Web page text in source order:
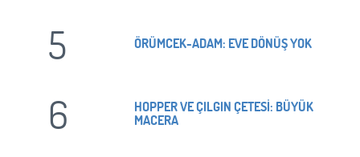
5 ÖRÜMCEK-ADAM: EVE DÖNÜŞ YOK
6
HOPPER VE ÇILGIN ÇETESİ: BÜYÜK
MACERA